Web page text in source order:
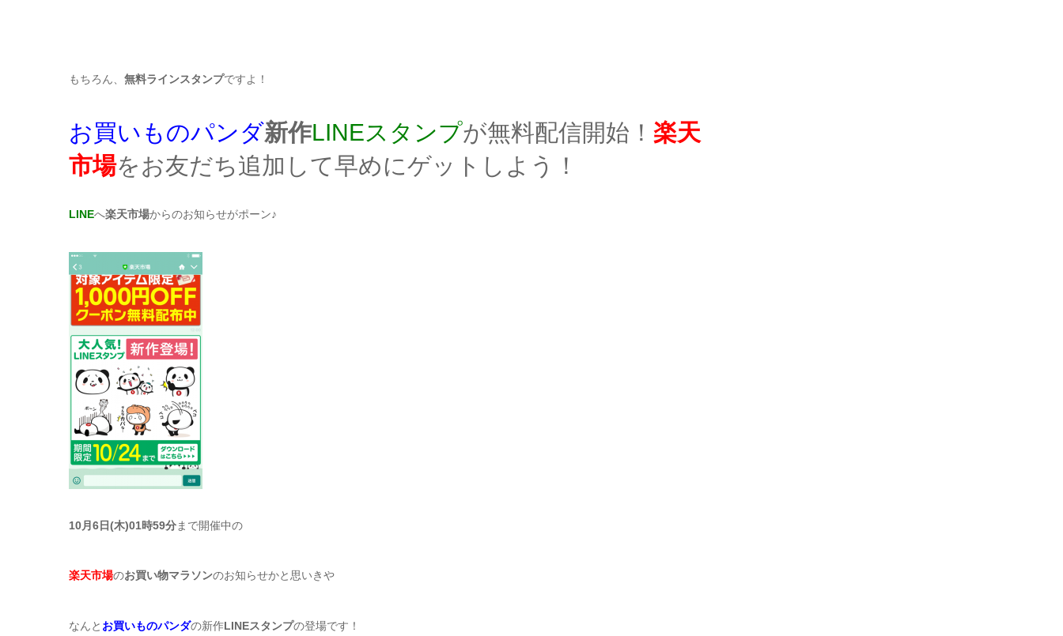
もちろん、 無料ラインスタンプですよ！
お買いものパンダ新作LINEスタンプが無料配信開始！ 楽天
市場をお友だち追加して早めにゲットしよう！
LINEへ楽天市場からのお知らせがポーン♪
10月6日(木)01時59分まで開催中の
楽天市場のお買い物マラソンのお知らせかと思いきや
なんと お買いものパンダの新作LINEスタンプの登場です！